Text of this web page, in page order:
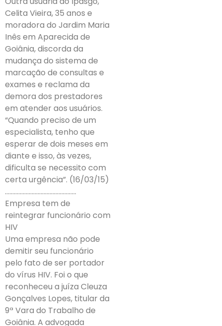
Celita Vieira, 35 anos e
moradora do Jardim Maria
Inês em Aparecida de
Goiânia, discorda da
mudança do sistema de
marcação de consultas e
exames e reclama da
demora dos prestadores
em atender aos usuários.
“Quando preciso de um
especialista, tenho que
esperar de dois meses em
diante e isso, às vezes,
dificulta se necessito com
certa urgência”. (16/03/15)
…………………………………………
Empresa tem de
reintegrar funcionário com
HIV
Uma empresa não pode
demitir seu funcionário
pelo fato de ser portador
do vírus HIV. Foi o que
reconheceu a juíza Cleuza
Gonçalves Lopes, titular da
9ª Vara do Trabalho de
Goiânia. A advogada